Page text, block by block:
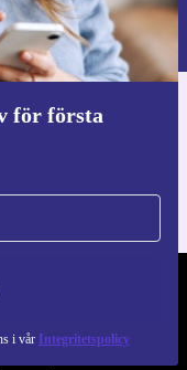
för första
i vår Integritetspolicy
finns i vår
appen
NEW.